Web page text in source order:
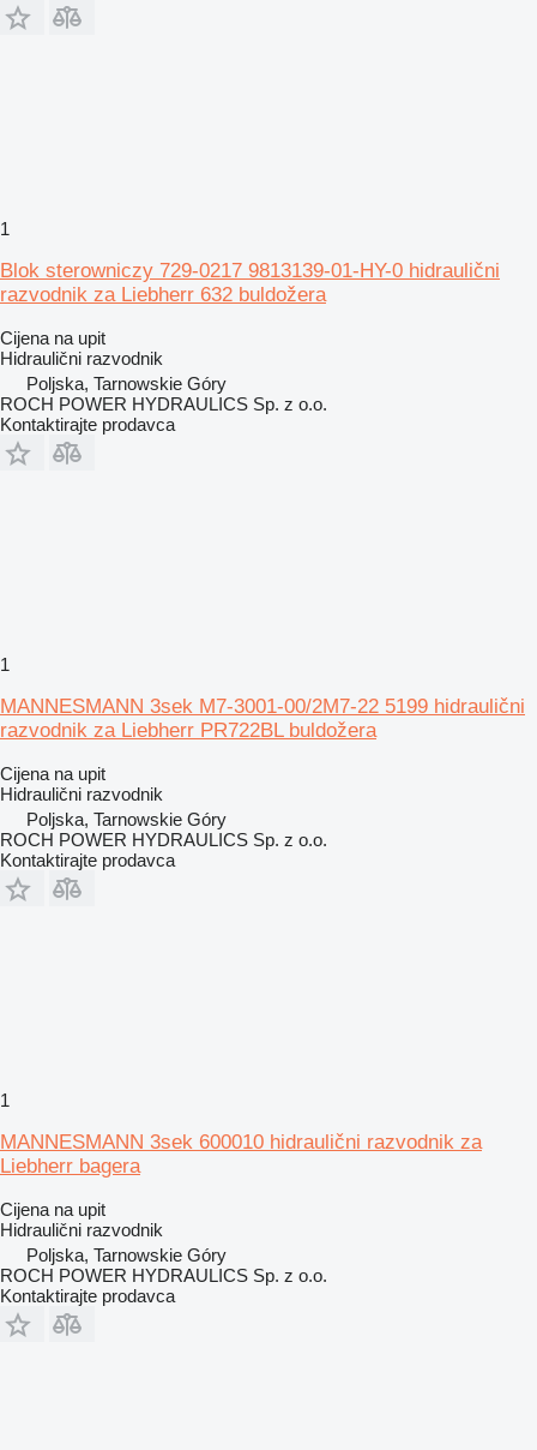
1
Blok sterowniczy 729-0217 9813139-01-HY-0 hidraulični
razvodnik za Liebherr 632 buldožera
Cijena na upit
Hidraulični razvodnik
Poljska, Tarnowskie Góry
ROCH POWER HYDRAULICS Sp. z o.o.
Kontaktirajte prodavca
1
MANNESMANN 3sek M7-3001-00/2M7-22 5199 hidraulični
razvodnik za Liebherr PR722BL buldožera
Cijena na upit
Hidraulični razvodnik
Poljska, Tarnowskie Góry
ROCH POWER HYDRAULICS Sp. z o.o.
Kontaktirajte prodavca
1
MANNESMANN 3sek 600010 hidraulični razvodnik za
Liebherr bagera
Cijena na upit
Hidraulični razvodnik
Poljska, Tarnowskie Góry
ROCH POWER HYDRAULICS Sp. z o.o.
Kontaktirajte prodavca